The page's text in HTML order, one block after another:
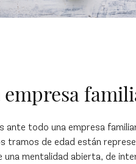
empresa
ante todo una empresa
tramos de edad están
una mentalidad abierta, de